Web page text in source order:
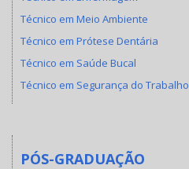
Técnico em Meio Ambiente
Técnico em Prótese Dentária
Técnico em Saúde Bucal
Técnico em Segurança do Trabalho
PÓS-GRADUAÇÃO